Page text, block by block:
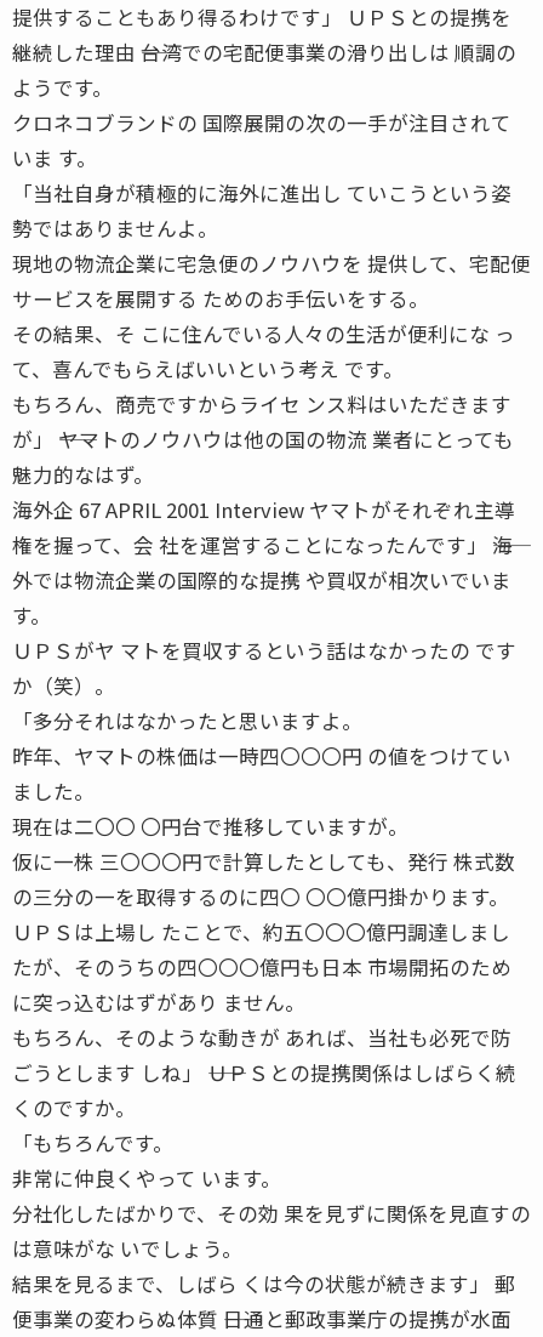
提供することもあり得るわけです」 ＵＰＳとの提携を
継続した理由 ――台湾での宅配便事業の滑り出しは 順調の
ようです。
クロネコブランドの 国際展開の次の一手が注目されて
いま す。
「当社自身が積極的に海外に進出し ていこうという姿
勢ではありませんよ。
現地の物流企業に宅急便のノウハウを 提供して、宅配便
サービスを展開する ためのお手伝いをする。
その結果、そ こに住んでいる人々の生活が便利にな っ
て、喜んでもらえばいいという考え です。
もちろん、商売ですからライセ ンス料はいただきます
が」 ――ヤマトのノウハウは他の国の物流 業者にとっても
魅力的なはず。
海外企 67 APRIL 2001 Interview ヤマトがそれぞれ主導
権を握って、会 社を運営することになったんです」 ――海
外では物流企業の国際的な提携 や買収が相次いでいま
す。
ＵＰＳがヤ マトを買収するという話はなかったの です
か（笑）。
「多分それはなかったと思いますよ。
昨年、ヤマトの株価は一時四〇〇〇円 の値をつけてい
ました。
現在は二〇〇 〇円台で推移していますが。
仮に一株 三〇〇〇円で計算したとしても、発行 株式数
の三分の一を取得するのに四〇 〇〇億円掛かります。
ＵＰＳは上場し たことで、約五〇〇〇億円調達しまし
たが、そのうちの四〇〇〇億円も日本 市場開拓のため
に突っ込むはずがあり ません。
もちろん、そのような動きが あれば、当社も必死で防
ごうとします しね」 ――ＵＰＳとの提携関係はしばらく続
くのですか。
「もちろんです。
非常に仲良くやって います。
分社化したばかりで、その効 果を見ずに関係を見直すの
は意味がな いでしょう。
結果を見るまで、しばら くは今の状態が続きます」 郵
便事業の変わらぬ体質 ――日通と郵政事業庁の提携が水面